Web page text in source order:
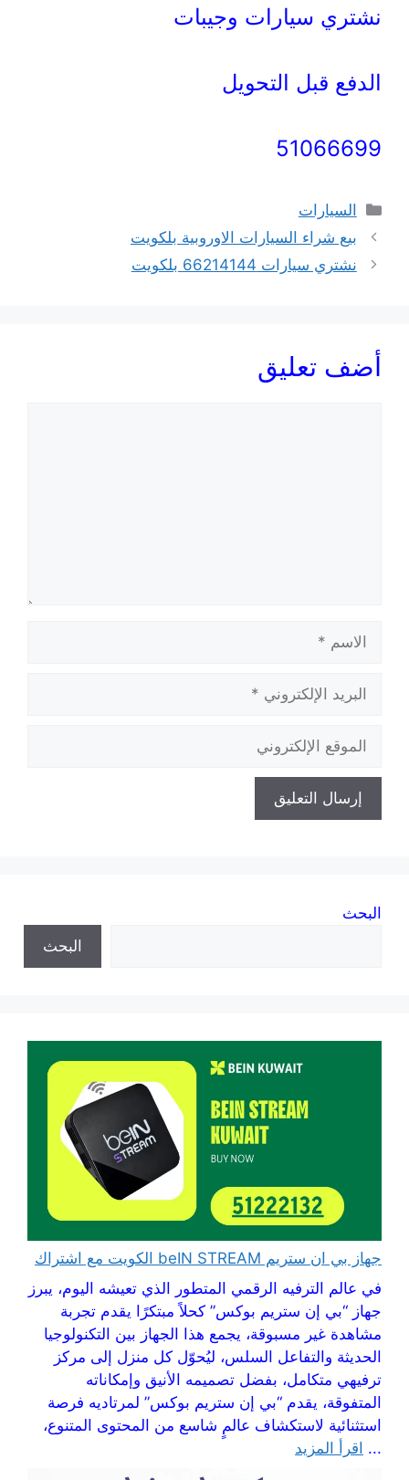
نشتري سيارات وجيبات
الدفع قبل التحويل
51066699
التصنيفات
السيارات
بيع شراء السيارات الاوروبية بلكويت
نشتري سيارات 66214144 بلكويت
أضف تعليق
الاسم
البريد
الإلكتروني
الموقع
الإلكتروني
البحث
البحث
جهاز بي ان ستريم beIN STREAM الكويت مع اشتراك
في عالم الترفيه الرقمي المتطور الذي تعيشه اليوم، يبرز
جهاز “بي إن ستريم بوكس” كحلاً مبتكرًا يقدم تجربة
مشاهدة غير مسبوقة، يجمع هذا الجهاز بين التكنولوجيا
الحديثة والتفاعل السلس، ليُحوّل كل منزل إلى مركز
ترفيهي متكامل، بفضل تصميمه الأنيق وإمكاناته
المتفوقة، يقدم “بي إن ستريم بوكس” لمرتاديه فرصة
استثنائية لاستكشاف عالمٍ شاسع من المحتوى المتنوع،
... اقرأ المزيد